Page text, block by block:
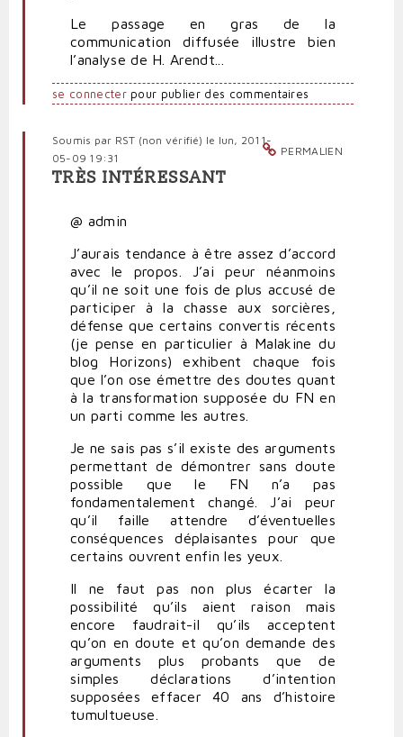
Le passage en gras de la
communication diffusée illustre bien
l’analyse de H. Arendt...
se connecterpour publier des commentaires
PERMALIEN
Soumis par RST (non vérifié) le lun, 2011-
05-09 19:31
TRÈS INTÉRESSANT
@ admin
J’aurais tendance à être assez d’accord
avec le propos. J’ai peur néanmoins
qu’il ne soit une fois de plus accusé de
participer à la chasse aux sorcières,
défense que certains convertis récents
(je pense en particulier à Malakine du
blog Horizons) exhibent chaque fois
que l’on ose émettre des doutes quant
à la transformation supposée du FN en
un parti comme les autres.
Je ne sais pas s’il existe des arguments
permettant de démontrer sans doute
possible que le FN n’a pas
fondamentalement changé. J’ai peur
qu’il faille attendre d’éventuelles
conséquences déplaisantes pour que
certains ouvrent enfin les yeux.
Il ne faut pas non plus écarter la
possibilité qu’ils aient raison mais
encore faudrait-il qu’ils acceptent
qu’on en doute et qu’on demande des
arguments plus probants que de
simples déclarations d’intention
supposées effacer 40 ans d’histoire
tumultueuse.